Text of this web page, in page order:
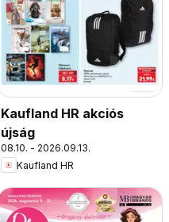
Kaufland HR akciós
újság
08.10. - 2026.09.13.
Kaufland HR